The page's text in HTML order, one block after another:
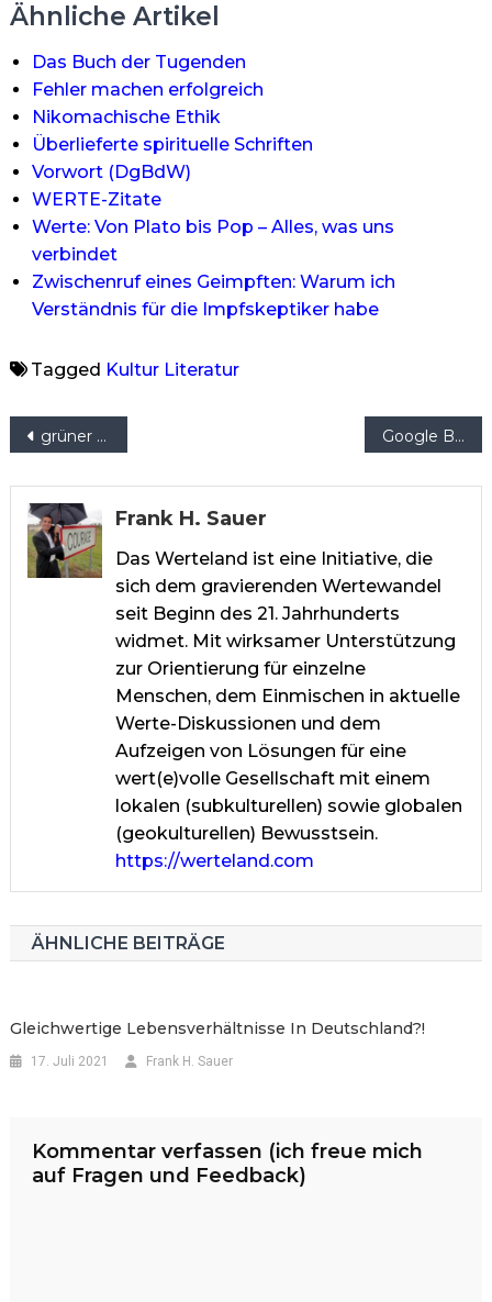
Ähnliche Artikel
Das Buch der Tugenden
Fehler machen erfolgreich
Nikomachische Ethik
Überlieferte spirituelle Schriften
Vorwort (DgBdW)
WERTE-Zitate
Werte: Von Plato bis Pop – Alles, was uns
verbindet
Zwischenruf eines Geimpften: Warum ich
Verständnis für die Impfskeptiker habe
Tagged Kultur Literatur
Beitragsnavigation
grüner Tisch Google Books
Frank H. Sauer
Das Werteland ist eine Initiative, die
sich dem gravierenden Wertewandel
seit Beginn des 21. Jahrhunderts
widmet. Mit wirksamer Unterstützung
zur Orientierung für einzelne
Menschen, dem Einmischen in aktuelle
Werte-Diskussionen und dem
Aufzeigen von Lösungen für eine
wert(e)volle Gesellschaft mit einem
lokalen (subkulturellen) sowie globalen
(geokulturellen) Bewusstsein.
https://werteland.com
ÄHNLICHE BEITRÄGE
Gleichwertige Lebensverhältnisse In Deutschland?!
17. Juli 2021 Frank H. Sauer
Kommentar verfassen (ich freue mich
auf Fragen und Feedback)